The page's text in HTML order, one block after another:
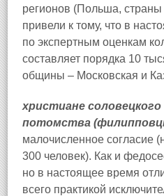
регионов (Польша,
привели к тому, что в
по экспертным оценкам
составляет порядка 10
общины – Московская и
христиане
потомства
малочисленное согласие
300 человек). Как и
но в настоящее время
всего практикой